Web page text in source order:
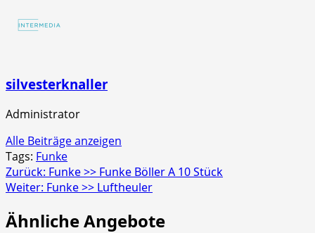
silvesterknaller
Administrator
Alle Beiträge anzeigen
Tags: Funke
Beitragsnavigation
Zurück: Funke >> Funke Böller A 10 Stück
Weiter: Funke >> Luftheuler
Ähnliche Angebote